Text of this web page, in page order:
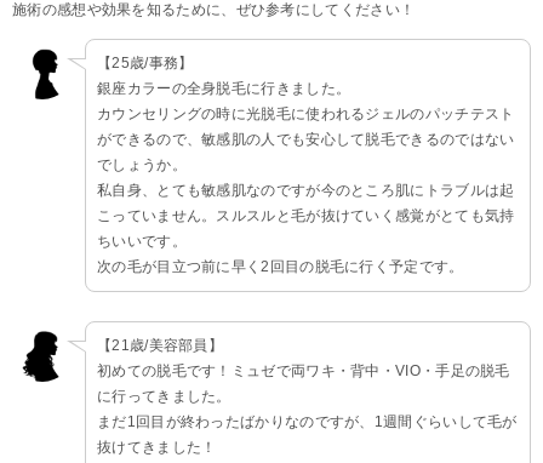
施術の感想や効果を知るために、ぜひ参考にしてください！
【25歳/事務】
銀座カラーの全身脱毛に行きました。
カウンセリングの時に光脱毛に使われるジェルのパッチテスト
ができるので、敏感肌の人でも安心して脱毛できるのではない
でしょうか。
私自身、とても敏感肌なのですが今のところ肌にトラブルは起
こっていません。スルスルと毛が抜けていく感覚がとても気持
ちいいです。
次の毛が目立つ前に早く2回目の脱毛に行く予定です。
【21歳/美容部員】
初めての脱毛です！ミュゼで両ワキ・背中・VIO・手足の脱毛
に行ってきました。
まだ1回目が終わったばかりなのですが、1週間ぐらいして毛が
抜けてきました！